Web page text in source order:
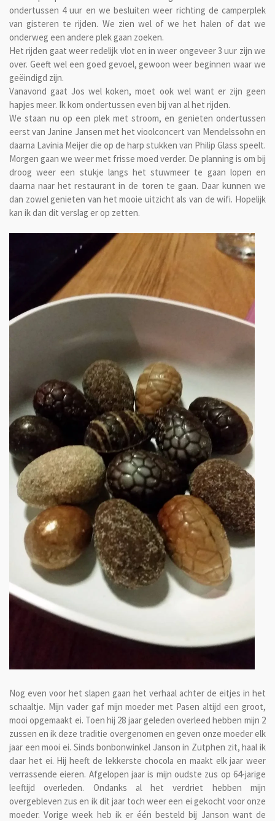
ondertussen 4 uur en we besluiten weer richting de camperplek
van gisteren te rijden. We zien wel of we het halen of dat we
onderweg een andere plek gaan zoeken.
Het rijden gaat weer redelijk vlot en in weer ongeveer 3 uur zijn we
over. Geeft wel een goed gevoel, gewoon weer beginnen waar we
geëindigd zijn.
Vanavond gaat Jos wel koken, moet ook wel want er zijn geen
hapjes meer. Ik kom ondertussen even bij van al het rijden.
We staan nu op een plek met stroom, en genieten ondertussen
eerst van Janine Jansen met het vioolconcert van Mendelssohn en
daarna Lavinia Meijer die op de harp stukken van Philip Glass speelt.
Morgen gaan we weer met frisse moed verder. De planning is om bij
droog weer een stukje langs het stuwmeer te gaan lopen en
daarna naar het restaurant in de toren te gaan. Daar kunnen we
dan zowel genieten van het mooie uitzicht als van de wifi. Hopelijk
kan ik dan dit verslag er op zetten.
Nog even voor het slapen gaan het verhaal achter de eitjes in het
schaaltje. Mijn vader gaf mijn moeder met Pasen altijd een groot,
mooi opgemaakt ei. Toen hij 28 jaar geleden overleed hebben mijn 2
zussen en ik deze traditie overgenomen en geven onze moeder elk
jaar een mooi ei. Sinds bonbonwinkel Janson in Zutphen zit, haal ik
daar het ei. Hij heeft de lekkerste chocola en maakt elk jaar weer
verrassende eieren. Afgelopen jaar is mijn oudste zus op 64-jarige
leeftijd overleden. Ondanks al het verdriet hebben mijn
overgebleven zus en ik dit jaar toch weer een ei gekocht voor onze
moeder. Vorige week heb ik er één besteld bij Janson want de